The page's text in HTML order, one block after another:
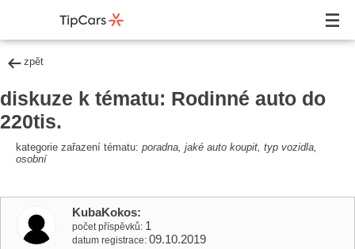
zpět
diskuze k tématu: Rodinné auto do
220tis.
kategorie zařazení tématu: poradna, jaké auto koupit, typ vozidla,
osobní
KubaKokos
počet příspěvků 1
datum registrace 09.10.2019